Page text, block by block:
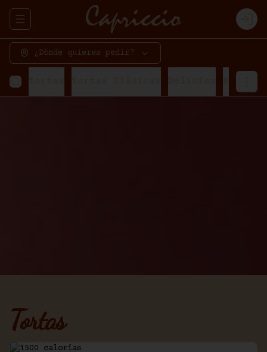
Abrir menu de navegación
¿Dónde quieres pedir?
Tortas